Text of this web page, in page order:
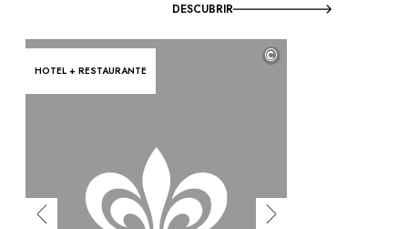
DESCUBRIR
HOTEL + RESTAURANTE
©